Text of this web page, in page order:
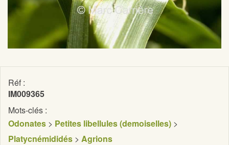
Réf :
IM009365
Mots-clés :
Odonates > Petites libellules (demoiselles) >
Platycnémididés > Agrions